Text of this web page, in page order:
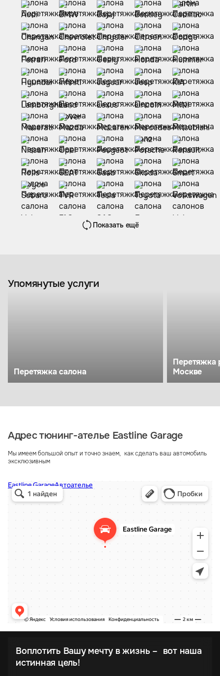
Показать ещё
Упомянутые услуги
Перетяжка салона
Перетяжка
Москве
Адрес тюнинг-ателье Eastline Garage
Мы имеем большой опыт и точно знаем, как сделать ваш автомобиль
эксклюзивным
Воплотить Вашу мечту в жизнь – вот наша
истинная цель!